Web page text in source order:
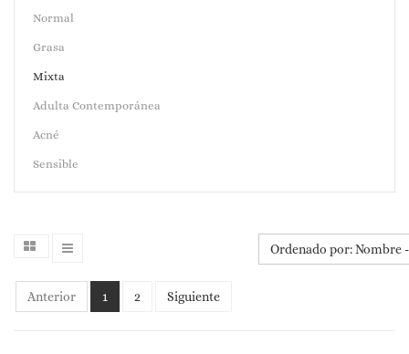
Normal
Grasa
Mixta
Adulta Contemporánea
Acné
Sensible
Anterior 1 2 Siguiente
Ordenado por: Nombre